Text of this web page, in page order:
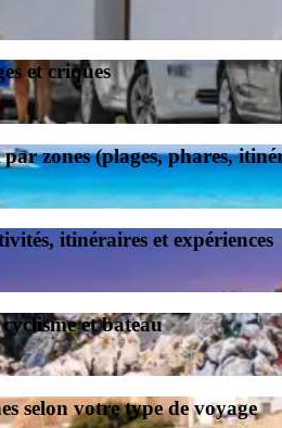
et criques
zones (plages, phares,
itinéraires et expériences
et bateau
selon votre type de voyage